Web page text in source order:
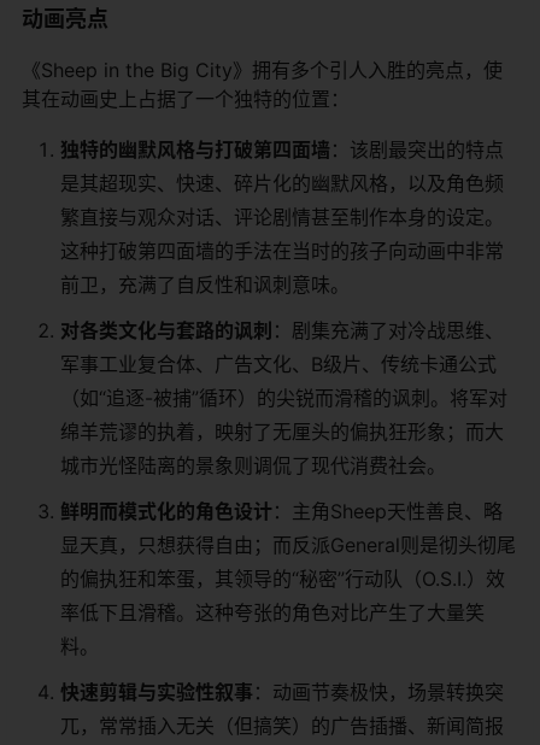
动画亮点
《Sheep in the Big City》拥有多个引人入胜的亮点，使
其在动画史上占据了一个独特的位置：
​独特的幽默风格与打破第四面墙​ ​：该剧最突出的特点
是其超现实、快速、碎片化的幽默风格，以及角色频
繁直接与观众对话、评论剧情甚至制作本身的设定。
这种打破第四面墙的手法在当时的孩子向动画中非常
前卫，充满了自反性和讽刺意味。
​对各类文化与套路的讽刺​ ​：剧集充满了对冷战思维、
军事工业复合体、广告文化、B级片、传统卡通公式
（如“追逐-被捕”循环）的尖锐而滑稽的讽刺。将军对
绵羊荒谬的执着，映射了无厘头的偏执狂形象；而大
城市光怪陆离的景象则调侃了现代消费社会。
​鲜明而模式化的角色设计​ ​：主角Sheep天性善良、略
显天真，只想获得自由；而反派General则是彻头彻尾
的偏执狂和笨蛋，其领导的“秘密”行动队（O.S.I.）效
率低下且滑稽。这种夸张的角色对比产生了大量笑
料。
​快速剪辑与实验性叙事​ ​：动画节奏极快，场景转换突
兀，常常插入无关（但搞笑）的广告插播、新闻简报